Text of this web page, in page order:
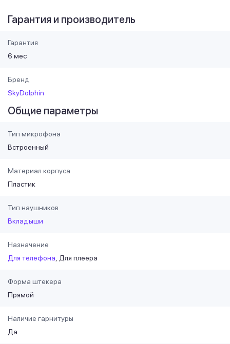
Гарантия и производитель
Гарантия
6 мес
Бренд
SkyDolphin
Общие параметры
Тип микрофона
Встроенный
Материал корпуса
Пластик
Тип наушников
Вкладыши
Назначение
Для телефона
Для плеера
Форма штекера
Прямой
Наличие гарнитуры
Да